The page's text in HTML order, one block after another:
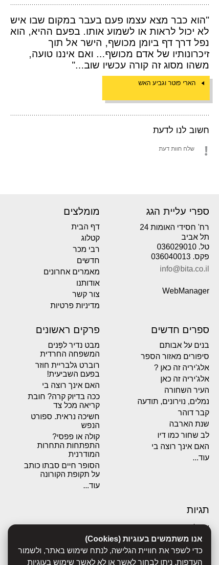
אנו משתמשים בעוגיות (Cookies)
כדי לשפר את חוויית הגלישה, לנתח שימוש באתר, ולשמור
העדפות. ניתן לבחור לאשר או לא לאשר שימוש בעוגיות
"הוא כבר מצא עצמו פעם בעבר במקום שבו איש
לא יכול לראות או לשמוע אותו. בפעם ההיא, הוא
נפל דרך דף ביומן מכושף, הישר אל תוך
זיכרונותיו של אדם מכושף... ואם איננו טועה,
משהו מסוג זה קורה עכשיו שוב..."
הארי פוטר וגביע האש
חשוב לנו לדעת
שלח חוות דעת
ספרי עליית הגג
רח' חסידי האומות 24
תל אביב
טל. 036029010
פקס. 036040013
info@bita.co.il
WebManager
מומלצים
דף הבית
קטלוג
רבי מכר
חדשים
מאמרים אחרונים
אודותנו
צור קשר
מדיניות פרטיות
ספרים חדשים
בנים על אבותם
סיפורים מאזור הספר
אלג'יריה זה כאן ?
אלג'יריה זה כאן
העיר השחורה
נמלים, נוירונים, תודעה
קבר דוהר
שנת הארבה
לב שחור כמו דיו
האם אינך רוצה בי
עוד...
פרקים ראשונים
מבט נדיר לפְּנים
המשפחה החרדית
רוברט גלבריית חוזר
בפעם השביעית!
האם אינך רוצה בי
ככה בדיוק קרה? חובת
קריאה מכל צד
חשיכה נראית. ספורט
הנפש
קולה או פפסי?
התפתחות התחרות
המודרנית
הסופר חיים סבתו כותב
על תקופת הקורונה
עוד...
תגיות
אבולוציה
אכסדרה
אנשים
ביוגרפיות